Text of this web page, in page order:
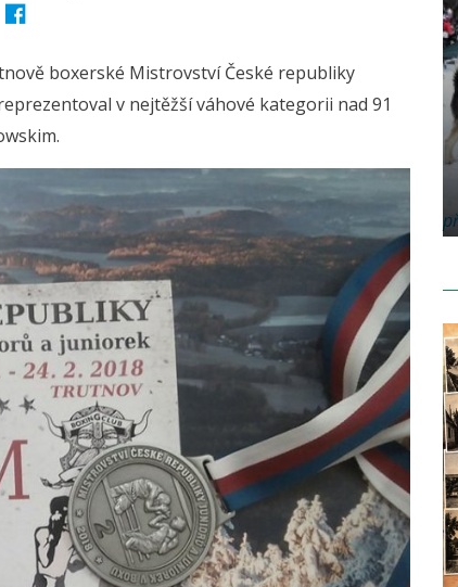
boxerské Mistrovství České republiky
v nejtěžší váhové kategorii nad 91